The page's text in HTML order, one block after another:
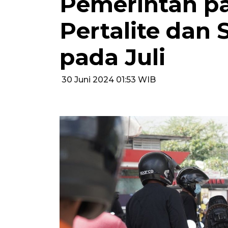
Pertalite dan
pada Juli
30 Juni 2024 01:53 WIB